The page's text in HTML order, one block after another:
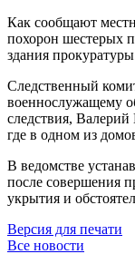
Как сообщают
похорон шестерых
здания
Следственный
военнослужащему
следствия,
где в одном из
В ведомстве
после совершения
укрытия и
Версия для печати
Все новости